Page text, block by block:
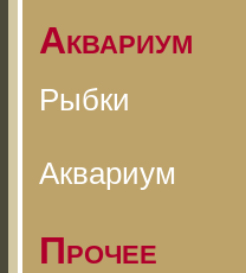
Аквариум
Рыбки
Аквариум
Прочее